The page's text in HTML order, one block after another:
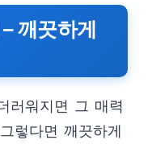
깨끗하게
러워지면 그 매력
렇다면 깨끗하게